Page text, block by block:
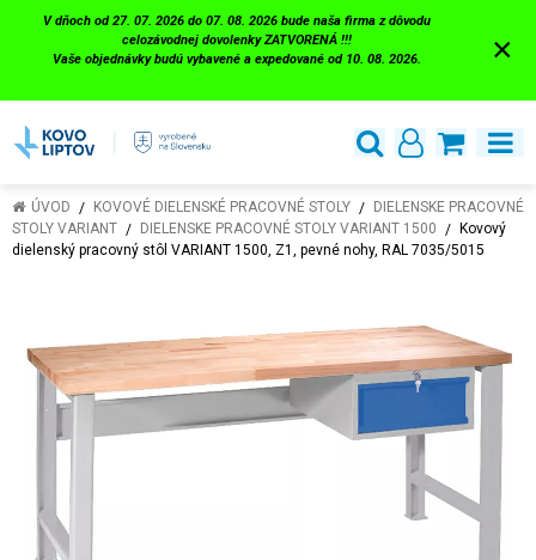
V dňoch od 27. 07. 2026 do 07. 08. 2026 bude naša firma z dôvodu
celozávodnej dovolenky ZATVORENÁ !!!
Vaše objednávky budú vybavené a expedované od 10. 08. 2026.
×
ÚVOD KOVOVÉ DIELENSKÉ PRACOVNÉ STOLY
DIELENSKE PRACOVNÉ
STOLY VARIANT
DIELENSKE PRACOVNÉ STOLY VARIANT 1500
Kovový
dielenský pracovný stôl VARIANT 1500, Z1, pevné nohy, RAL 7035/5015